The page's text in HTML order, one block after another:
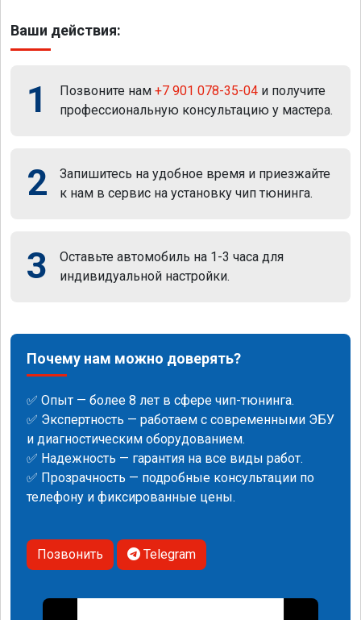
Ваши действия:
1 Позвоните нам +7 901 078-35-04 и получите
профессиональную консультацию у мастера.
2
Запишитесь на удобное время и приезжайте
к нам в сервис на установку чип тюнинга.
3
Оставьте автомобиль на 1-3 часа для
индивидуальной настройки.
Почему нам можно доверять?
✅ Опыт — более 8 лет в сфере чип-тюнинга.
✅ Экспертность — работаем с современными ЭБУ
и диагностическим оборудованием.
✅ Надежность — гарантия на все виды работ.
✅ Прозрачность — подробные консультации по
телефону и фиксированные цены.
Позвонить Telegram